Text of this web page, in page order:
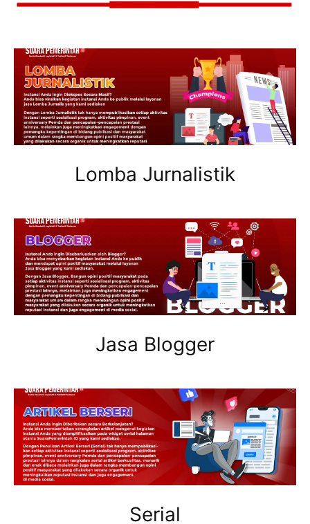
Lomba Jurnalistik
Jasa Blogger
Serial